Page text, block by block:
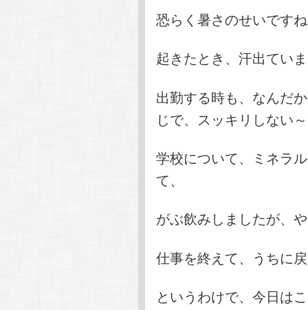
恐らく暑さのせいです
起きたとき、汗出てい
出勤する時も、なんだ
じで、スッキリしない
学校について、ミネラ
て、
がぶ飲みしましたが、
仕事を終えて、うちに
というわけで、今日は